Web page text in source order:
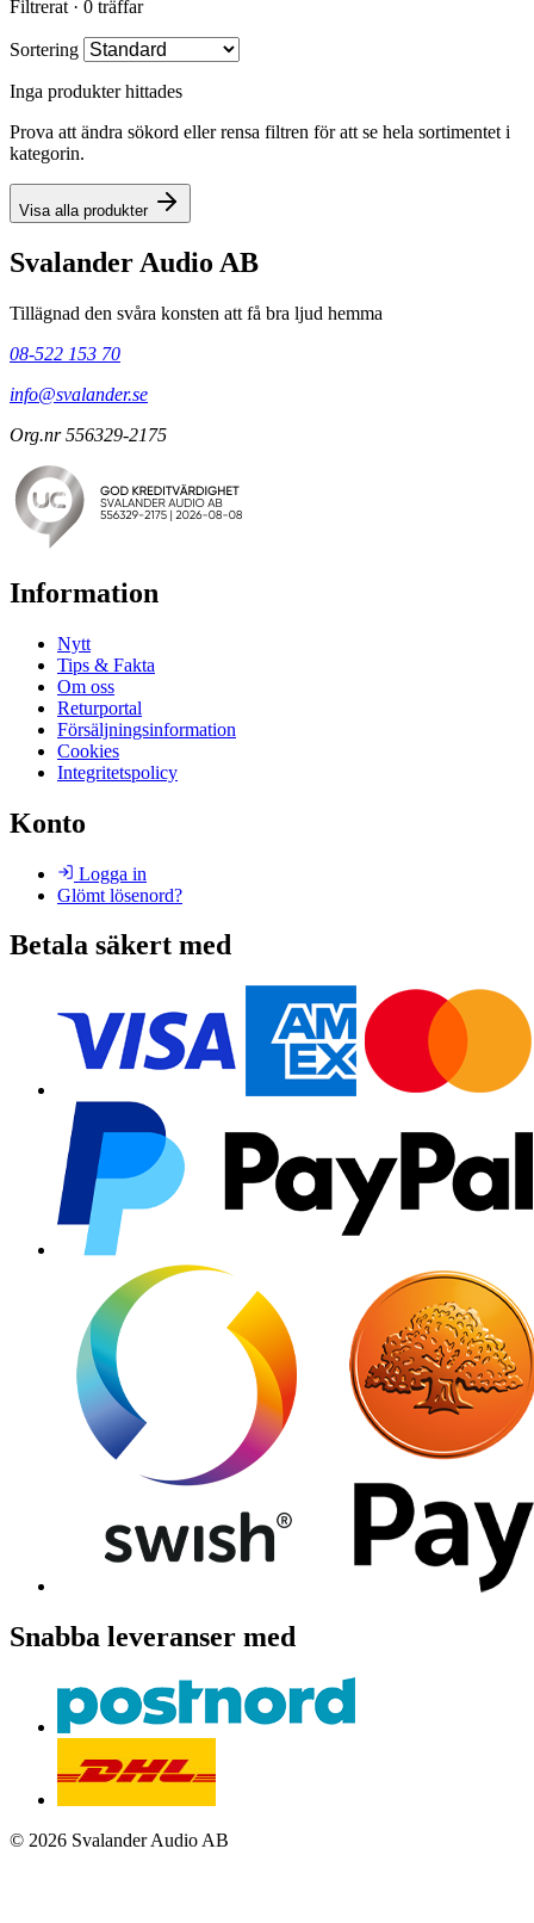
Filtrerat · 0 träffar
Sortering
Inga produkter hittades
Prova att ändra sökord eller rensa filtren för att se hela sortimentet i
kategorin.
Visa alla produkter
Svalander Audio AB
Tillägnad den svåra konsten att få bra ljud hemma
08-522 153 70
info@svalander.se
Org.nr 556329-2175
Information
Nytt
Tips & Fakta
Om oss
Returportal
Försäljningsinformation
Cookies
Integritetspolicy
Konto
Logga in
Glömt lösenord?
Betala säkert med
Snabba leveranser med
© 2026 Svalander Audio AB